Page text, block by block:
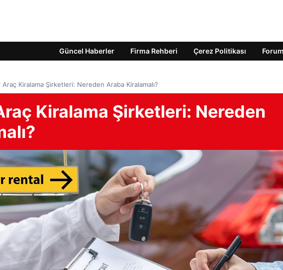
Güncel Haberler Firma Rehberi Çerez Politikası Forum
Kiralama Şirketleri: Nereden Araba Kiralamalı?
Kiralama Şirketleri: Nereden